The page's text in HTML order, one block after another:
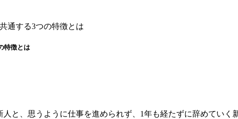
通する3つの特徴とは
特徴とは
と、思うように仕事を進められず、1年も経たずに辞めていく